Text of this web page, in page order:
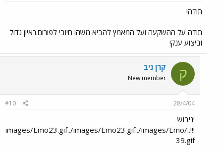
תודה!
תודה על ההשקעה ועל המאמץ להביא משהו חיובי לפורום.ראיון גדול
וביצוע ענק!
ק קרן ניב
New member
28/4/04
#10
יניבוש
!!!../images/Emo23.gif../images/Emo23.gif../images/Emo
39.gif